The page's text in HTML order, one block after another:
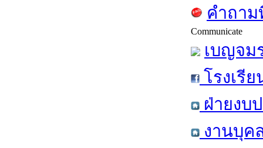
คำถา
Communicate
เบญจม
โรงเรี
ฝ่ายงบ
งานบุค